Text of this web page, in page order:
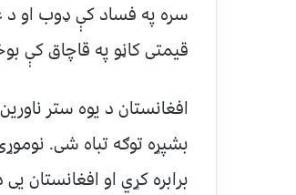
سره په فساد کې ډوب او د
قیمتی کاڼو په قاچاق کې
افغانستان د یوه ستر
بشپړه توګه تباه شی.
برابره کړي او افغانستان